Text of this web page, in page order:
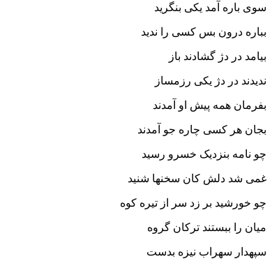
سوى باره آمد یکى بنگرید
بباره درون بس کسى را ندید
بیامد در دژ گشادند باز
ندیدند در دژ یکى رزمساز
بفرمان همه پیش او آمدند
بجان هر کسى چاره جو آمدند
چو نامه بنزدیک خسرو رسید
غمى شد دلش کان سخنها شنید
چو خورشید بر زد سر از تیره کوه
میان را ببستند ترکان گروه‏
سپهدار سهراب نیزه بدست